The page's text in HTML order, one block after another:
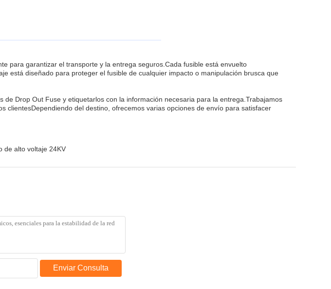
para garantizar el transporte y la entrega seguros.Cada fusible está envuelto
está diseñado para proteger el fusible de cualquier impacto o manipulación brusca que
Drop Out Fuse y etiquetarlos con la información necesaria para la entrega.Trabajamos
del destino, ofrecemos varias opciones de envío para satisfacer
de alto voltaje 24KV
Enviar Consulta